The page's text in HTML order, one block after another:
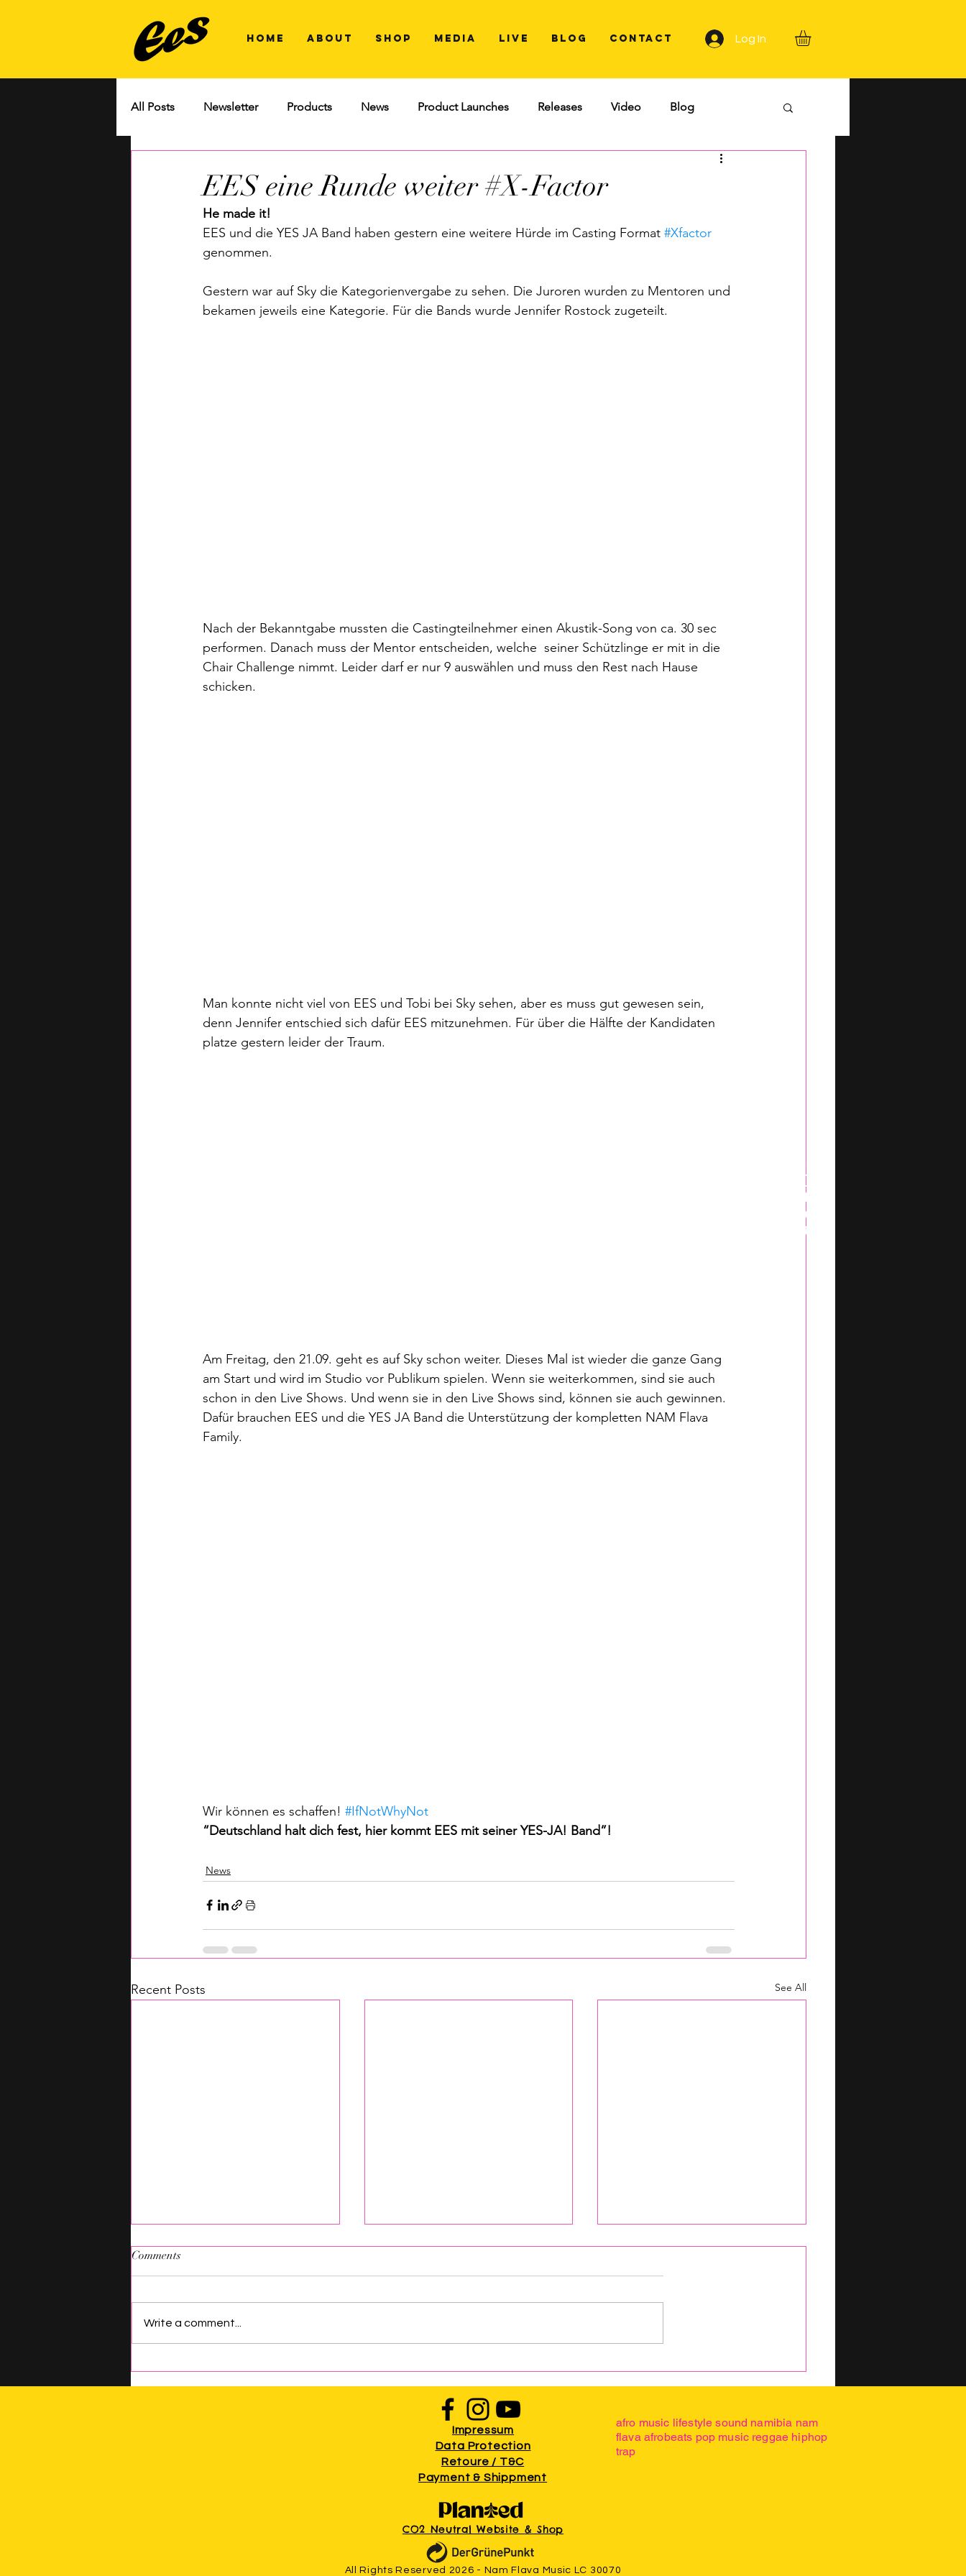
HOME ABOUT SHOP MEDIA LIVE BLOG CONTACT Log In
All Posts Newsletter Products News Product Launches Releases Video Blog
EES eine Runde weiter #X-Factor
He made it!
EES und die YES JA Band haben gestern eine weitere Hürde im Casting Format #Xfactor
genommen.
Gestern war auf Sky die Kategorienvergabe zu sehen. Die Juroren wurden zu Mentoren und
bekamen jeweils eine Kategorie. Für die Bands wurde Jennifer Rostock zugeteilt.
Nach der Bekanntgabe mussten die Castingteilnehmer einen Akustik-Song von ca. 30 sec
performen. Danach muss der Mentor entscheiden, welche  seiner Schützlinge er mit in die
Chair Challenge nimmt. Leider darf er nur 9 auswählen und muss den Rest nach Hause
schicken.
Man konnte nicht viel von EES und Tobi bei Sky sehen, aber es muss gut gewesen sein,
denn Jennifer entschied sich dafür EES mitzunehmen. Für über die Hälfte der Kandidaten
platze gestern leider der Traum.
Am Freitag, den 21.09. geht es auf Sky schon weiter. Dieses Mal ist wieder die ganze Gang
am Start und wird im Studio vor Publikum spielen. Wenn sie weiterkommen, sind sie auch
schon in den Live Shows. Und wenn sie in den Live Shows sind, können sie auch gewinnen.
Dafür brauchen EES und die YES JA Band die Unterstützung der kompletten NAM Flava
Family.
Wir können es schaffen! #IfNotWhyNot
“Deutschland halt dich fest, hier kommt EES mit seiner YES-JA! Band”!
News
Recent Posts See All
MAMA?
Comments
Write a comment...
Impressum
Data Protection
Retoure / T&C
afro music lifestyle sound namibia nam
flava afrobeats pop music reggae hiphop
trap
Payment & Shippment
CO2 Neutral Website & Shop
All Rights Reserved 2026 - Nam Flava Music LC 30070